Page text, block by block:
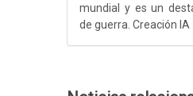
mundial y es un
de guerra. Creación IA